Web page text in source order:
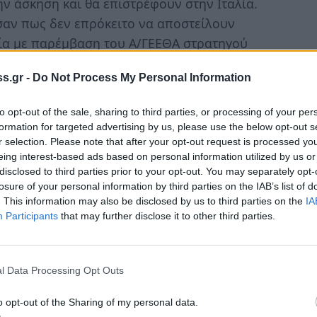
- Do Not Process My Personal Information
opt-out of the sale, sharing to third parties, or processing of your
for targeted advertising by us, please use the below opt-out
selection. Please note that after your opt-out request is processed
interest-based ads based on personal information utilized by us
to third parties prior to your opt-out. You may separately
of your personal information by third parties on the IAB’s list of
This information may also be disclosed by us to third parties on the
Participants that may further disclose it to other third parties.
Data Processing Opt Outs
opt-out of the Sharing of my personal data.
άσκηση και θα επιστρέφουν στην Ιταλία.
πως δεν επρόκειτο να αποστείλουν
με παρέμβαση του Α/ΓΕΕΘΑ στρατηγού
Οι ΗΠΑ θα μετάσχουν επίσης στην
UAV ΜQ-9 Reaper, «θεριστές των
ομάδα η οποία θα σκανάρει στόχους με
τα αεροσκάφη. Επίσης στον
30(ρωσικής κατασκευής),ιορδανικά F-16,
F-15, ένα κυπριακό ελικόπτερο
προσωπικό πληροφοριών και ο Καναδάς με
εκτελείται σε ετήσια βάση,